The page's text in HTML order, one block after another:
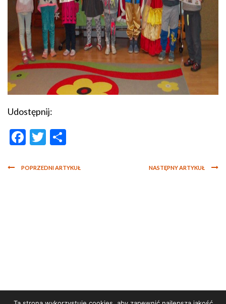
Udostępnij:
Facebook
Twitter
POPRZEDNI ARTYKUŁ NASTĘPNY ARTYKUŁ